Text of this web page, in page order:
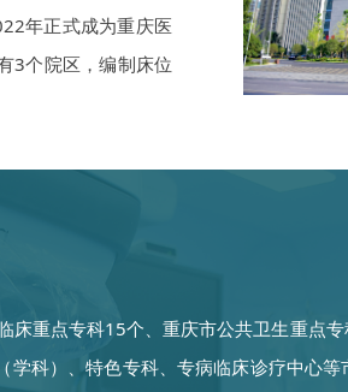
年正式成为重庆医
3个院区，编制床位
重点专科15个、重庆市公共卫生重点
科）、特色专科、专病临床诊疗中心